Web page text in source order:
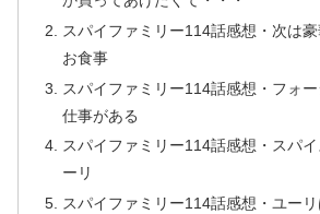
スパイファミリー114話感想・次は
お食事
スパイファミリー114話感想・フォ
仕事がある
スパイファミリー114話感想・スパ
ーリ
スパイファミリー114話感想・ユー